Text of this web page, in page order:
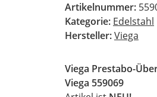
Artikelnummer:
Kategorie: Edelstahl
Hersteller:Viega
Viega Prestabo-
Viega 559069